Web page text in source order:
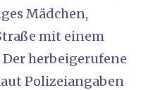
Mädchen,
mit einem
herbeigerufene
Polizeiangaben